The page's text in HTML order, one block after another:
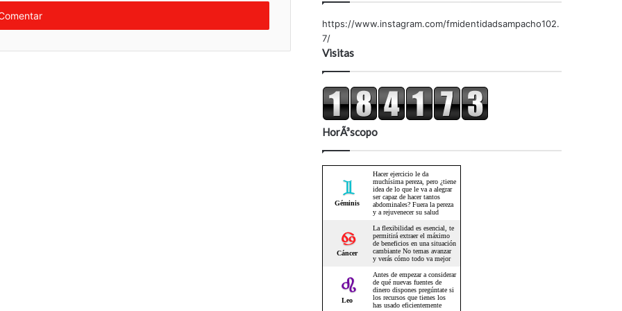
https://www.instagram.com/fmidentidadsampacho102.
7/
Visitas
HorÃ³scopo